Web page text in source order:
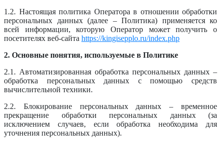
1.2. Настоящая политика Оператора в отношении обработки
персональных данных (далее – Политика) применяется ко
всей информации, которую Оператор может получить о
посетителях веб-сайта https://kingisepplo.ru/index.php
2. Основные понятия, используемые в Политике
2.1. Автоматизированная обработка персональных данных –
обработка персональных данных с помощью средств
вычислительной техники.
2.2. Блокирование персональных данных – временное
прекращение обработки персональных данных (за
исключением случаев, если обработка необходима для
уточнения персональных данных).